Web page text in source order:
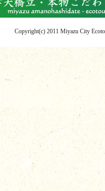
Copyright(c) 2011 Miyazu City